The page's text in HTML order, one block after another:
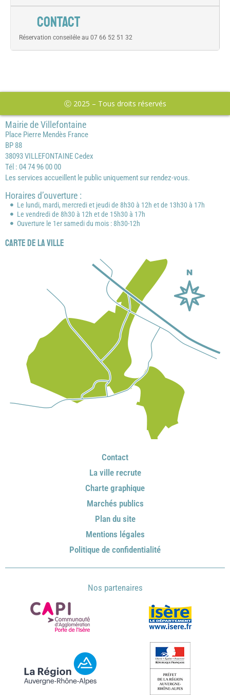
CONTACT
Réservation conseiléle au 07 66 52 51 32
Ⓒ 2025 – Tous droits réservés
Mairie de Villefontaine
Place Pierre Mendès France
BP 88
38093 VILLEFONTAINE Cedex
Tél : 04 74 96 00 00
Les services accueillent le public uniquement sur rendez-vous.
Horaires d’ouverture :
Le lundi, mardi, mercredi et jeudi de 8h30 à 12h et de 13h30 à 17h
Le vendredi de 8h30 à 12h et de 15h30 à 17h
Ouverture le 1er samedi du mois : 8h30-12h
Carte de la ville
Contact
La ville recrute
Charte graphique
Marchés publics
Plan du site
Mentions légales
Politique de confidentialité
Nos partenaires